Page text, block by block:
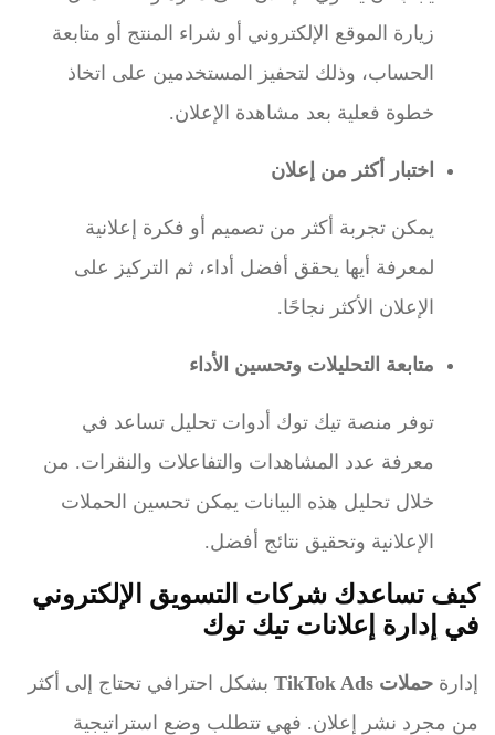
زيارة الموقع الإلكتروني أو شراء المنتج أو متابعة
الحساب، وذلك لتحفيز المستخدمين على اتخاذ
خطوة فعلية بعد مشاهدة الإعلان.
اختبار أكثر من إعلان
يمكن تجربة أكثر من تصميم أو فكرة إعلانية
لمعرفة أيها يحقق أفضل أداء، ثم التركيز على
الإعلان الأكثر نجاحًا.
متابعة التحليلات وتحسين الأداء
توفر منصة تيك توك أدوات تحليل تساعد في
معرفة عدد المشاهدات والتفاعلات والنقرات. من
خلال تحليل هذه البيانات يمكن تحسين الحملات
الإعلانية وتحقيق نتائج أفضل.
كيف تساعدك شركات التسويق الإلكتروني
في إدارة إعلانات تيك توك
إدارة حملات TikTok Ads
بشكل احترافي تحتاج إلى أكثر
من مجرد نشر إعلان. فهي تتطلب وضع استراتيجية